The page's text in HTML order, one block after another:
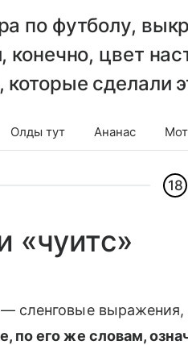
по футболу,
конечно, цвет
сделали
Олды тут Ананас
18
«чуитс»
сленговые
по его же словам,